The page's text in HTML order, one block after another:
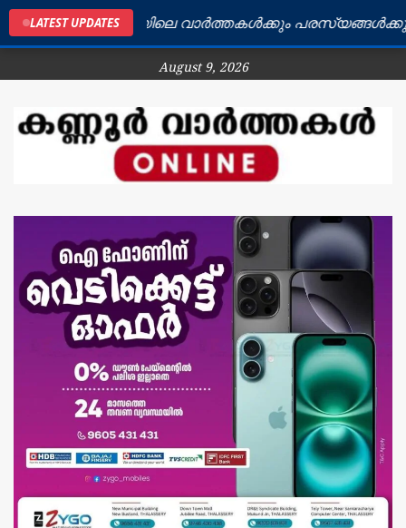
LATEST UPDATES
കണ്ണൂർ ജില്ലയിലെ വാർത്തകൾക്കും പരസ്യങ്ങൾക്കും
August 9, 2026